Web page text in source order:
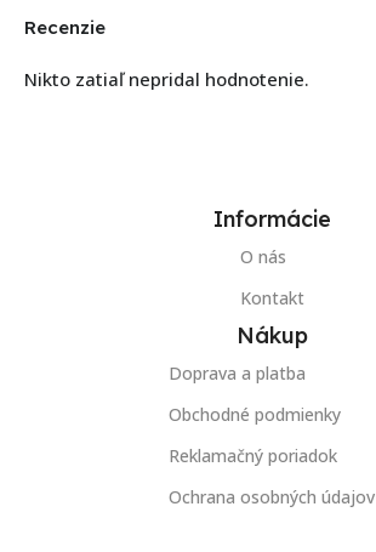
Recenzie
Nikto zatiaľ nepridal hodnotenie.
Informácie
O nás
Kontakt
Nákup
Doprava a platba
Obchodné podmienky
Reklamačný poriadok
Ochrana osobných údajov